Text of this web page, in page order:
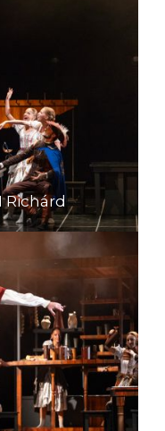
Richárd